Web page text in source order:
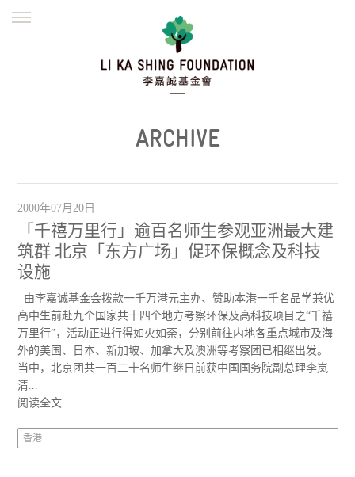
繁體
ARCHIVE
2000年07月20日
「千禧万里行」逾百名师生参观亚洲最大建
筑群 北京「东方广场」促环保概念及科技
设施
由李嘉诚基金会拨款一千万港元主办、赞助本港一千名品学兼优
高中生前赴九个国家共十四个地方考察环保及高科技项目之“千禧
万里行”，活动正进行得如火如荼，分别前往内地各重点城市及海
外的美国、日本、新加坡、加拿大及澳洲等考察团已相继出发。
当中，北京团共一百二十名师生继日前获中国国务院副总理李岚
清...
阅读全文
香港